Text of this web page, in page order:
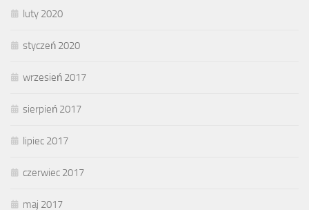
luty 2020
styczeń 2020
wrzesień 2017
sierpień 2017
lipiec 2017
czerwiec 2017
maj 2017